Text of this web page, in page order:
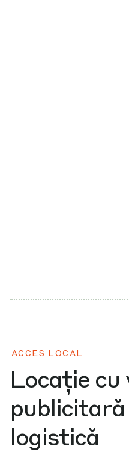
ACCES LOCAL
Locație cu
logistică